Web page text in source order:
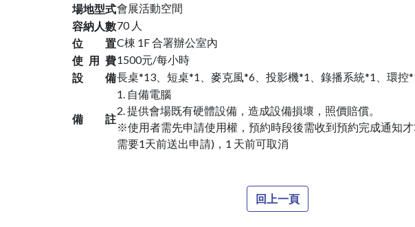
場地型式會展活動空間
容納人數70 人
位 置C棟 1F 合署辦公室內
使 用 費1500元/每小時
設 備長桌*13、短桌*1、麥克風*6、投影機*1、錄播系統*1、環控
備 註
1. 自備電腦
2. 提供會場既有硬體設備，造成設備損壞，照價賠償。
※使用者需先申請使用權，預約時段後需收到預約完成通知
需要1天前送出申請)，1 天前可取消
回上一頁